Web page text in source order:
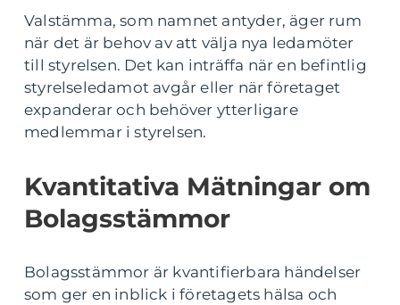
Valstämma, som namnet antyder, äger rum
när det är behov av att välja nya ledamöter
till styrelsen. Det kan inträffa när en befintlig
styrelseledamot avgår eller när företaget
expanderar och behöver ytterligare
medlemmar i styrelsen.
Kvantitativa Mätningar om
Bolagsstämmor
Bolagsstämmor är kvantifierbara händelser
som ger en inblick i företagets hälsa och